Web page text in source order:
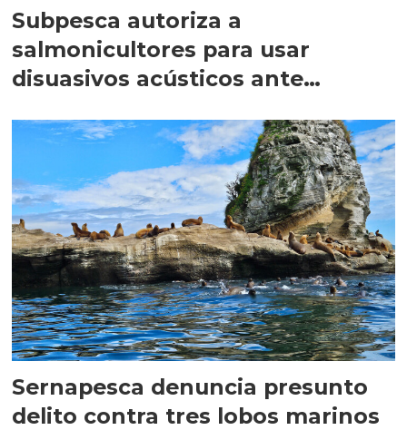
Subpesca autoriza a
salmonicultores para usar
disuasivos acústicos ante
Sernapesca denuncia presunto
delito contra tres lobos marinos